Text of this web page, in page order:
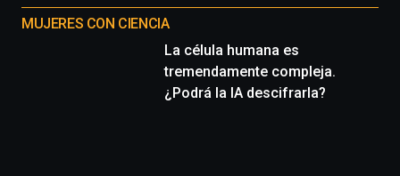
MUJERES CON CIENCIA
La célula humana es
tremendamente compleja.
¿Podrá la IA descifrarla?